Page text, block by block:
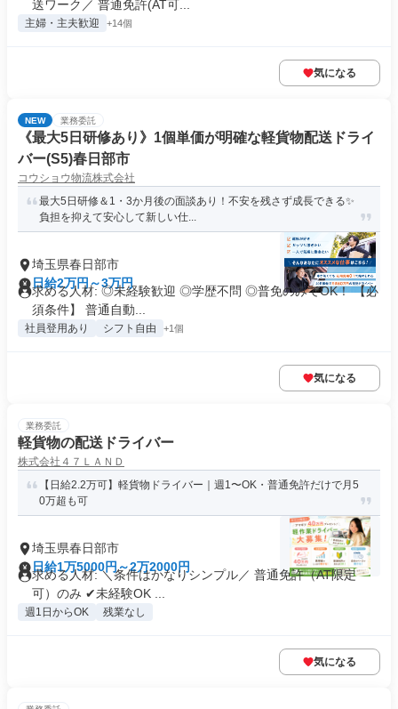
送ワーク／ 普通免許(AT可...
主婦・主夫歓迎 +14個
気になる
NEW 業務委託
《最大5日研修あり》1個単価が明確な軽貨物配送ドライ
バー(S5)春日部市
コウショウ物流株式会社
最大5日研修＆1・3か月後の面談あり！不安を残さず成長できる✨
負担を抑えて安心して新しい仕...
埼玉県春日部市
日給2万円～3万円
求める人材: ◎未経験歓迎 ◎学歴不問 ◎普免のみでOK！ 【必
須条件】 普通自動...
社員登用あり シフト自由 +1個
気になる
業務委託
軽貨物の配送ドライバー
株式会社４７ＬＡＮＤ
【日給2.2万可】軽貨物ドライバー｜週1〜OK・普通免許だけで月5
0万超も可
埼玉県春日部市
日給1万5000円～2万2000円
求める人材: ＼条件はかなりシンプル／ 普通免許（AT限定
可）のみ ✔未経験OK ...
週1日からOK 残業なし
気になる